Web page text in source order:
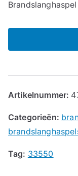
Artikelnummer:
Categorieën:
Tag: 33550